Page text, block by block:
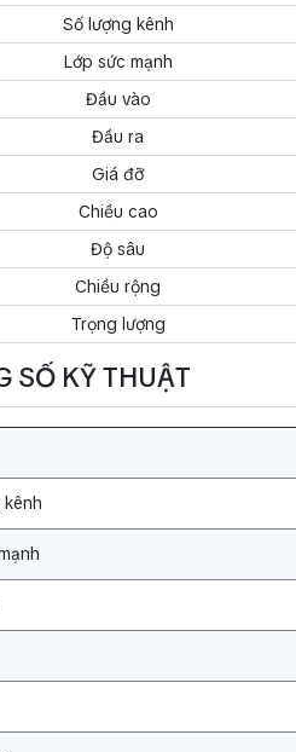
Số lượng kênh
Lớp sức mạnh
Đầu vào
Đầu ra
Giá đỡ
Chiều cao
Độ sâu
Chiều rộng
Trọng lượng
SỐ KỸ THUẬT